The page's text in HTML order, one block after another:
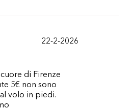
22-2-2026
di Firenze
5€ non sono
volo in piedi.